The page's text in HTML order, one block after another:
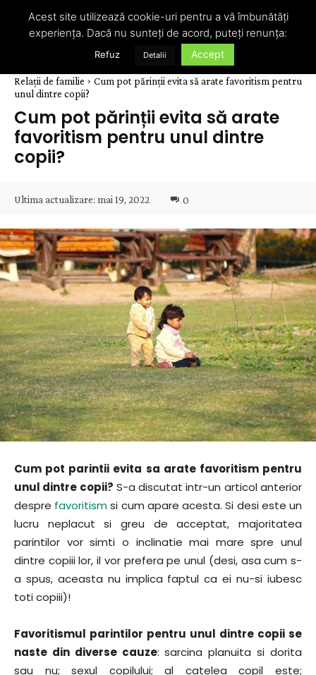
Relații de familie
Cum pot părinții evita să arate favoritism pentru
unul dintre copii?
Cum pot părinții evita să arate
favoritism pentru unul dintre
copii?
Ultima actualizare: mai 19, 2022 0
Cum pot parintii evita sa arate favoritism pentru
unul dintre copii? S-a discutat intr-un articol anterior
despre favoritismsi cum apare acesta. Si desi este un
lucru neplacut si greu de acceptat, majoritatea
parintilor vor simti o inclinatie mai mare spre unul
dintre copiii lor, il vor prefera pe unul (desi, asa cum s-
a spus, aceasta nu implica faptul ca ei nu-si iubesc
toti copiii)!
Favoritismul parintilor pentru unul dintre copii se
naste din diverse cauze: sarcina planuita si dorita
sau nu; sexul copilului; al catelea copil este;
Acest site utilizează cookie-uri pentru a vă îmbunătăți
experiența. Dacă nu sunteți de acord, puteți renunța:
Refuz Detalii Accept